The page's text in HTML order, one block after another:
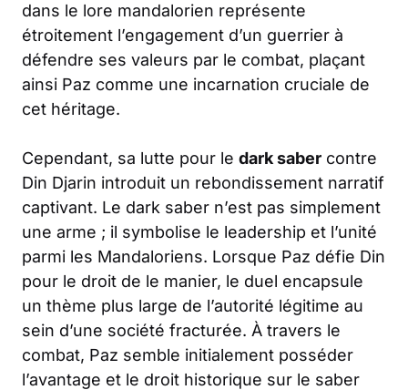
dans le lore mandalorien représente
étroitement l’engagement d’un guerrier à
défendre ses valeurs par le combat, plaçant
ainsi Paz comme une incarnation cruciale de
cet héritage.
Cependant, sa lutte pour le dark saber contre
Din Djarin introduit un rebondissement narratif
captivant. Le dark saber n’est pas simplement
une arme ; il symbolise le leadership et l’unité
parmi les Mandaloriens. Lorsque Paz défie Din
pour le droit de le manier, le duel encapsule
un thème plus large de l’autorité légitime au
sein d’une société fracturée. À travers le
combat, Paz semble initialement posséder
l’avantage et le droit historique sur le saber